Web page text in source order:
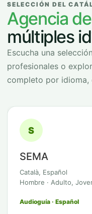
SELECCIÓN DEL
Agencia
múltiples
Escucha una
profesionales o
completo por
S
SEMA
Català, Español
Hombre · Adulto,
Audioguía · Español